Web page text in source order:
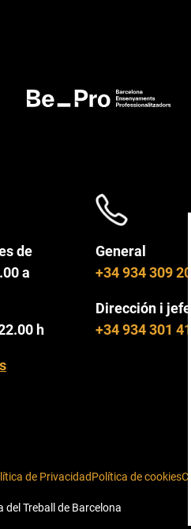
de
a
h
General
+34 934 309 200
Dirección i
+34 934 301 415
de PrivacidadPolítica de cookies
Treball de Barcelona